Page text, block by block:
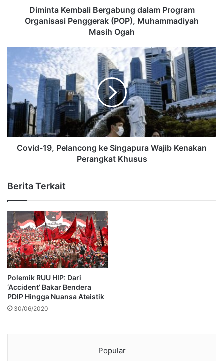
Diminta Kembali Bergabung dalam Program
Organisasi Penggerak (POP), Muhammadiyah
Masih Ogah
Covid-19, Pelancong ke Singapura Wajib Kenakan
Perangkat Khusus
Berita Terkait
Polemik RUU HIP: Dari
‘Accident’ Bakar Bendera
PDIP Hingga Nuansa Ateistik
30/06/2020
Popular